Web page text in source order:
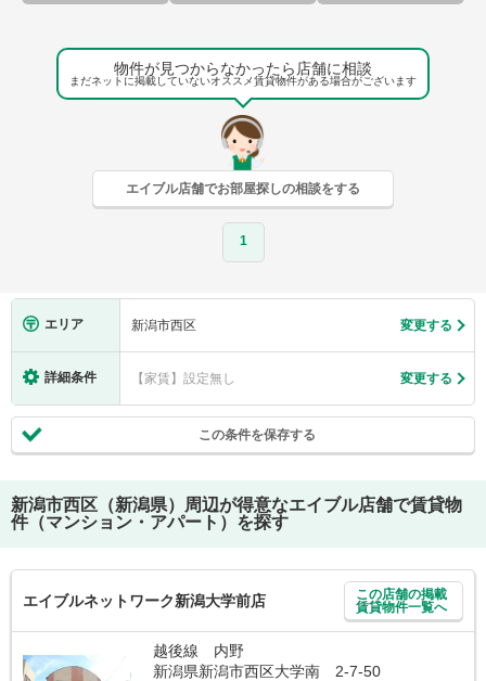
物件が見つからなかったら店舗に相談
まだネットに掲載していないオススメ賃貸物件がある場合がございます
エイブル店舗でお部屋探しの相談をする
1
エリア 新潟市西区 変更する
詳細条件 【家賃】設定無し 変更する
この条件を保存する
新潟市西区（新潟県）
周辺が得意なエイブル店舗で賃貸物
件（マンション・アパート）を探す
エイブルネットワーク新潟大学前店
この店舗の掲載
賃貸物件一覧へ
越後線 内野
新潟県新潟市西区大学南 2-7-50